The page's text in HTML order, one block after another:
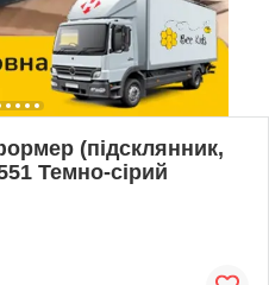
(підсклянник,
Темно-сірий